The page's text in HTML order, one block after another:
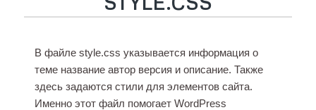
В файле style.css указывается информация о
теме название автор версия и описание. Также
здесь задаются стили для элементов сайта.
Именно этот файл помогает WordPress